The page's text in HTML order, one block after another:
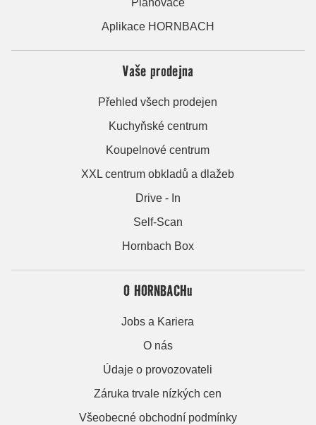
Aplikace HORNBACH
Vaše prodejna
Přehled všech prodejen
Kuchyňské centrum
Koupelnové centrum
XXL centrum obkladů a dlažeb
Drive - In
Self-Scan
Hornbach Box
O HORNBACHu
Jobs a Kariera
O nás
Údaje o provozovateli
Záruka trvale nízkých cen
Všeobecné obchodní podmínky